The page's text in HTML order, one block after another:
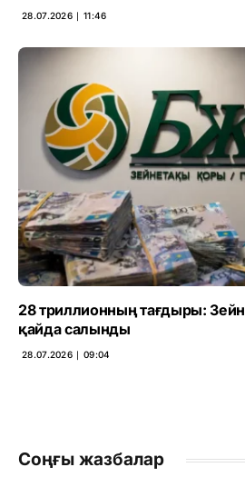
28.07.2026 ∣ 11:46
28 триллионның тағдыры:
қайда салынды
28.07.2026 ∣ 09:04
Соңғы жазбалар